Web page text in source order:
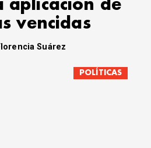
aplicación de
vencidas
Suárez
POLÍTICAS